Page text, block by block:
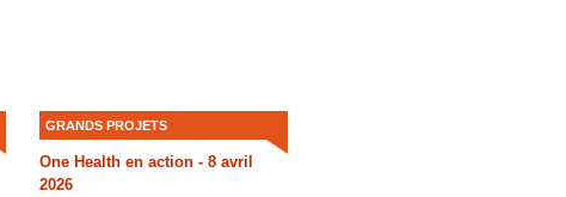
GRANDS PROJETS
One Health en action - 8 avril
2026